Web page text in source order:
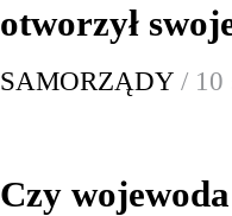
otworzył
SAMORZĄDY / 10
Czy